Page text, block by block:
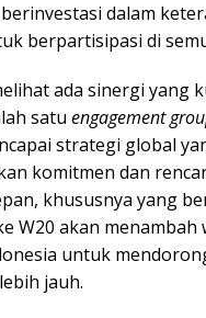
dalam
berpartisipasi di
ada sinergi yang
satu engagement
strategi global
komitmen dan
khususnya yang
W20 akan
untuk
jauh.